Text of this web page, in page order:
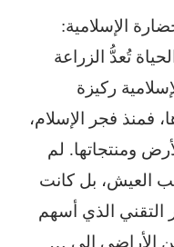
الإسلامية:
تُعدُّ الزراعة
ركيزة
فمنذ فجر الإسلام،
ومنتجاتها. لم
العيش، بل كانت
التقني الذي أسهم
الأراضي إلى …